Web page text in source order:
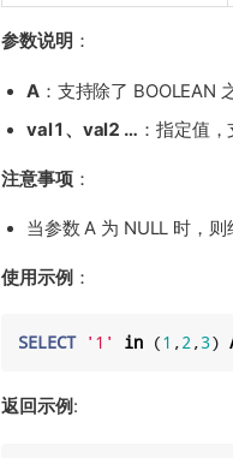
参数说明 ：
A：支持除了 BOOLEAN
val1、val2 …​ ：指定值
注意事项：
当参数 A 为 NULL 时，则
使用示例 ：
SELECT ' 1 ' in (1 ,2,3)
返回示例 :